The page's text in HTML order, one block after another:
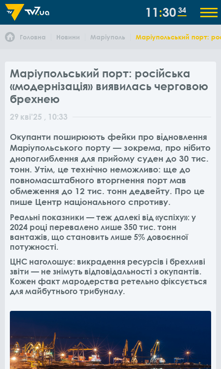
11 30 34
Головна Новини Маріуполь Маріупольський порт:
Маріупольський порт: російська
«модернізація» виявилась черговою
брехнею
29 кві'25 , 10:33
Окупанти поширюють фейки про відновлення
Маріупольського порту — зокрема, про нібито
днопоглиблення для прийому суден до 30 тис.
тонн. Утім, це технічно неможливо: ще до
повномасштабного вторгнення порт мав
обмеження до 12 тис. тонн дедвейту. Про це
пише Центр національного спротиву.
Реальні показники — теж далекі від «успіху»: у
2024 році перевалено лише 350 тис. тонн
вантажів, що становить лише 5% довоєнної
потужності.
ЦНС наголошує: викрадення ресурсів і брехливі
звіти — не знімуть відповідальності з окупантів.
Кожен факт мародерства ретельно фіксується
для майбутнього трибуналу.